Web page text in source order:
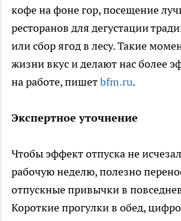
кофе на фоне гор, посещение
ресторанов для дегустации
или сбор ягод в лесу. Такие
жизни вкус и делают нас более
на работе, пишетbfm.ru.
Экспертное уточнение
Чтобы эффект отпуска не
рабочую неделю, полезно
отпускные привычки в
Короткие прогулки в обед,